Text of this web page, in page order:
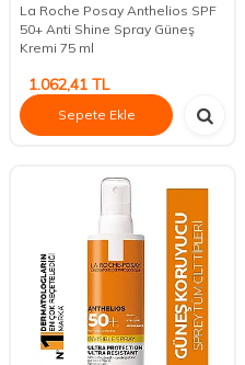
La Roche Posay Anthelios SPF
50+ Anti Shine Spray Güneş
Kremi 75 ml
1.062,41 TL
Sepete Ekle